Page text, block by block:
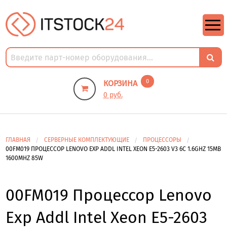
КОРЗИНА 0
0 руб.
ГЛАВНАЯ СЕРВЕРНЫЕ КОМПЛЕКТУЮЩИЕ
ПРОЦЕССОРЫ
00FM019 ПРОЦЕССОР LENOVO EXP ADDL INTEL XEON E5-2603 V3 6C 1.6GHZ 15MB
1600MHZ 85W
00FM019 Процессор Lenovo
Exp Addl Intel Xeon E5-2603